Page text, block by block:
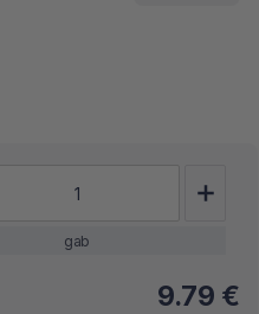
gab
9.79 €